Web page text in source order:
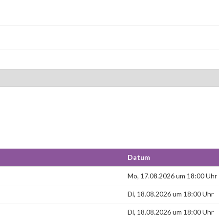
Datum
Mo, 17.08.2026 um 18:00 Uhr
Di, 18.08.2026 um 18:00 Uhr
Di, 18.08.2026 um 18:00 Uhr